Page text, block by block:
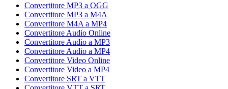
Convertitore MP3 a OGG
Convertitore MP3 a M4A
Convertitore M4A a MP4
Convertitore Audio Online
Convertitore Audio a MP3
Convertitore Audio a MP4
Convertitore Video Online
Convertitore Video a MP4
Convertitore SRT a VTT